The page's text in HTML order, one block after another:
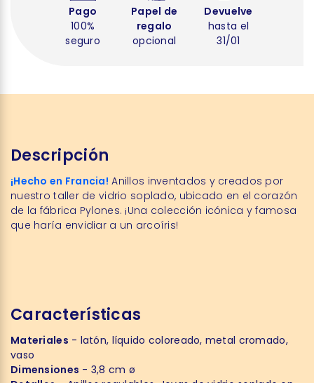
Pago
100%
seguro
Papel de
regalo
opcional
Devuelve
hasta el
31/01
Descripción
¡Hecho en Francia! Anillos inventados y creados por
nuestro taller de vidrio soplado, ubicado en el corazón
de la fábrica Pylones. ¡Una colección icónica y famosa
que haría envidiar a un arcoíris!
Características
Materiales - latón, líquido coloreado, metal cromado,
vaso
Dimensiones - 3,8 cm ø